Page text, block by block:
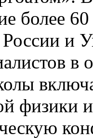
более
России
в
физики